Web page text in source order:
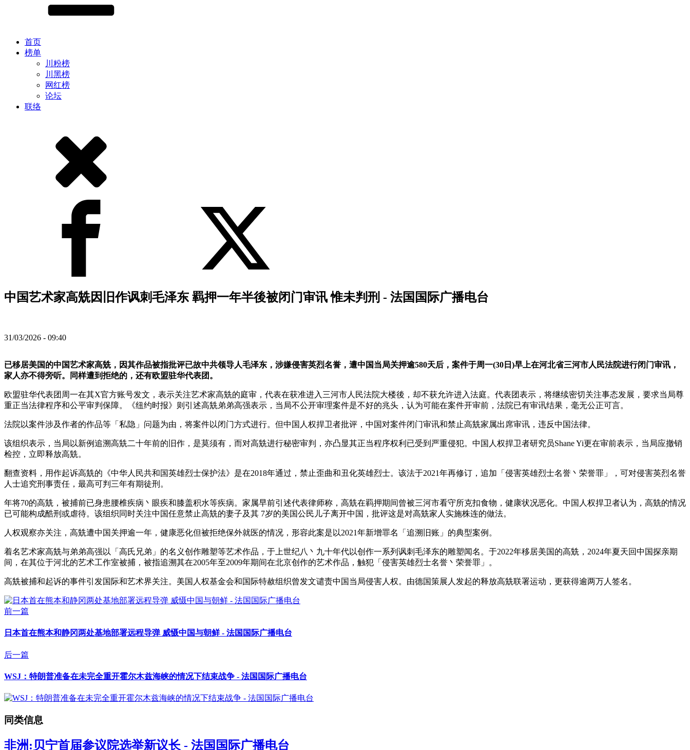
首页
榜单
川粉榜
川黑榜
网红榜
论坛
联络
中国艺术家高兟因旧作讽刺毛泽东 羁押一年半後被闭门审讯 惟未判刑 - 法国国际广播电台
31/03/2026 - 09:40
已移居美国的中国艺术家高兟，因其作品被指批评已故中共领导人毛泽东，涉嫌侵害英烈名誉，遭中国当局关押逾580天后，案件于周一(30日)早上在河北省三河市人民法院进行闭门审讯，
家人亦不得旁听。同样遭到拒绝的，还有欧盟驻华代表团。
欧盟驻华代表团周一在其X官方账号发文，表示关注艺术家高兟的庭审，代表在获准进入三河市人民法院大楼後，却不获允许进入法庭。代表团表示，将继续密切关注事态发展，要求当局尊
重正当法律程序和公平审判保障。《纽约时报》则引述高兟弟弟高强表示，当局不公开审理案件是不好的兆头，认为可能在案件开审前，法院已有审讯结果，毫无公正可言。
法院以案件涉及作者的作品等「私隐」问题为由，将案件以闭门方式进行。但中国人权捍卫者批评，中国对案件闭门审讯和禁止高兟家属出席审讯，违反中国法律。
该组织表示，当局以新例追溯高兟二十年前的旧作，是莫须有，而对高兟进行秘密审判，亦凸显其正当程序权利已受到严重侵犯。中国人权捍卫者研究员Shane Yi更在审前表示，当局应撤销
检控，立即释放高兟。
翻查资料，用作起诉高兟的《中华人民共和国英雄烈士保护法》是在2018年通过，禁止歪曲和丑化英雄烈士。该法于2021年再修订，追加「侵害英雄烈士名誉丶荣誉罪」，可对侵害英烈名誉
人士追究刑事责任，最高可判三年有期徒刑。
年将70的高兟，被捕前已身患腰椎疾病丶眼疾和膝盖积水等疾病。家属早前引述代表律师称，高兟在羁押期间曾被三河市看守所克扣食物，健康状况恶化。中国人权捍卫者认为，高兟的情况
已可能构成酷刑或虐待。该组织同时关注中国任意禁止高兟的妻子及其 7岁的美国公民儿子离开中国，批评这是对高兟家人实施株连的做法。
人权观察亦关注，高兟遭中国关押逾一年，健康恶化但被拒绝保外就医的情况，形容此案是以2021年新增罪名「追溯旧账」的典型案例。
着名艺术家高兟与弟弟高强以「高氏兄弟」的名义创作雕塑等艺术作品，于上世纪八丶九十年代以创作一系列讽刺毛泽东的雕塑闻名。于2022年移居美国的高兟，2024年夏天回中国探亲期
间，在其位于河北的艺术工作室被捕，被指追溯其在2005年至2009年期间在北京创作的艺术作品，触犯「侵害英雄烈士名誉丶荣誉罪」。
高兟被捕和起诉的事件引发国际和艺术界关注。美国人权基金会和国际特赦组织曾发文谴责中国当局侵害人权。由德国策展人发起的释放高兟联署运动，更获得逾两万人签名。
前一篇
日本首在熊本和静冈两处基地部署远程导弹 威慑中国与朝鲜 - 法国国际广播电台
后一篇
WSJ：特朗普准备在未完全重开霍尔木兹海峡的情况下结束战争 - 法国国际广播电台
同类信息
非洲:贝宁首届参议院选举新议长 - 法国国际广播电台